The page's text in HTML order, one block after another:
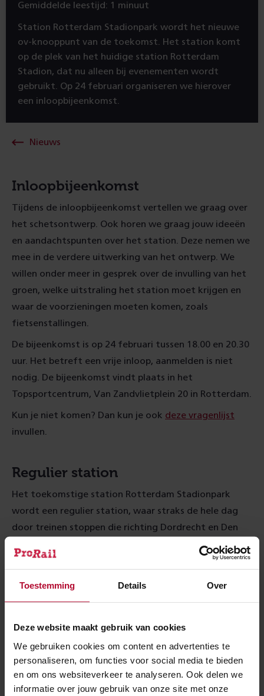
Toestemming Details Over
Deze website maakt gebruik van cookies
We gebruiken cookies om content en advertenties te
personaliseren, om functies voor social media te bieden
en om ons websiteverkeer te analyseren. Ook delen we
informatie over jouw gebruik van onze site met onze
Gemiddelde leestijd: 1 minuut
Station Rotterdam Stadionpark wordt het nieuwe
ov-knooppunt van de toekomst. Het station komt
op de plek van het huidige station Rotterdam
Stadion, dat nu alleen bij evenementen wordt
gebruikt. Op 24 februari organiseren we hierover
een inloopbijeenkomst.
Nieuws
Inloopbijeenkomst
Tijdens de inloopbijeenkomst vertellen we graag over
het schetsontwerp. Ook horen we graag jouw ideeën
en aandachtspunten over het station. Deze nemen we
mee in de verdere uitwerking van het ontwerp. We
willen onder meer in gesprek over de invulling van het
groen, welke uitstraling het station moet krijgen en
waar de voorzieningen moeten komen, zoals
fietsenstallingen.
De bijeenkomst is op 24 februari tussen 18.00 en 20.30
uur. Het betreft een vrije inloop, aanmelden is niet
nodig. De bijeenkomst vindt plaats in het
Topsportcentrum, Van Zandvlietplein 20 in Rotterdam.
Kun je niet komen? Dan kun je ook deze vragenlijst
invullen.
Regulier station
Het toekomstige station Rotterdam Stadionpark
wordt een regulier station, waar straks de hele dag
door treinen stoppen die richting Dordrecht en Den
Haag rijden. Over een aantal jaren kunnen reizigers
hier gemakkelijk overstappen van de trein naar de
loopbrug om de sporen over te steken en om naar de
aparte loopbrug voor evenementen in De Kuip.